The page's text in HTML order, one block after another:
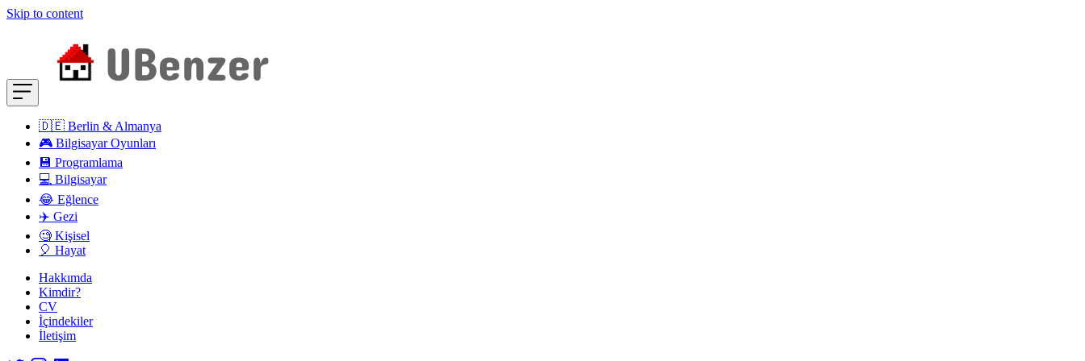
Skip to content
🇩🇪 Berlin & Almanya
🎮 Bilgisayar Oyunları
💾 Programlama
💻 Bilgisayar
😂 Eğlence
✈️ Gezi
🧐 Kişisel
🎈 Hayat
Hakkımda
Kimdir?
CV
İçindekiler
İletişim